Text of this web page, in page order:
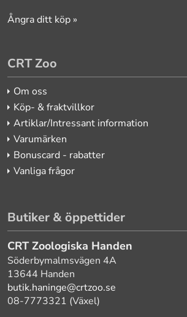
Ångra ditt köp »
CRT Zoo
Om oss
Köp- & fraktvillkor
Artiklar/Intressant information
Varumärken
Bonuscard - rabatter
Vanliga frågor
Butiker & öppettider
CRT Zoologiska Handen
Söderbymalmsvägen 4A
13644 Handen
butik.haninge@crtzoo.se
08-7773321 (Växel)